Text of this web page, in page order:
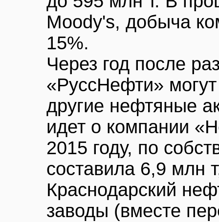
Moody's, добыча
15%.
Через год после
«РуссНефти»
другие нефтяные
идет о компании
2015 году, по
составила 6,9 млн
Краснодарский
заводы (вместе